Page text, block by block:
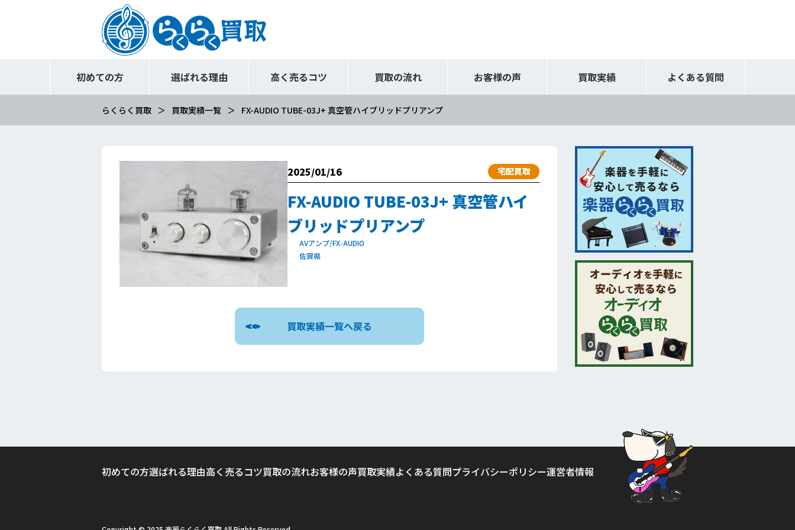
初めての方 選ばれる理由 高く売るコツ 買取の流れ お客様の声 買取実績 よくある質問
らくらく買取 買取実績一覧 FX-AUDIO TUBE-03J+ 真空管ハイブリッドプリアンプ
2025/01/16 宅配買取
FX-AUDIO TUBE-03J+ 真空管ハイ
ブリッドプリアンプ
AVアンプ/FX-AUDIO
佐賀県
買取実績一覧へ戻る
初めての方選ばれる理由高く売るコツ買取の流れお客様の声買取実績よくある質問プライバシーポリシー運営者情報